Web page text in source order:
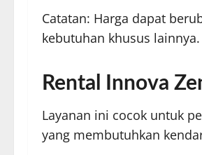
Catatan: Harga dapat
kebutuhan khusus lainnya.
Rental Innova
Layanan ini cocok untuk
yang membutuhkan